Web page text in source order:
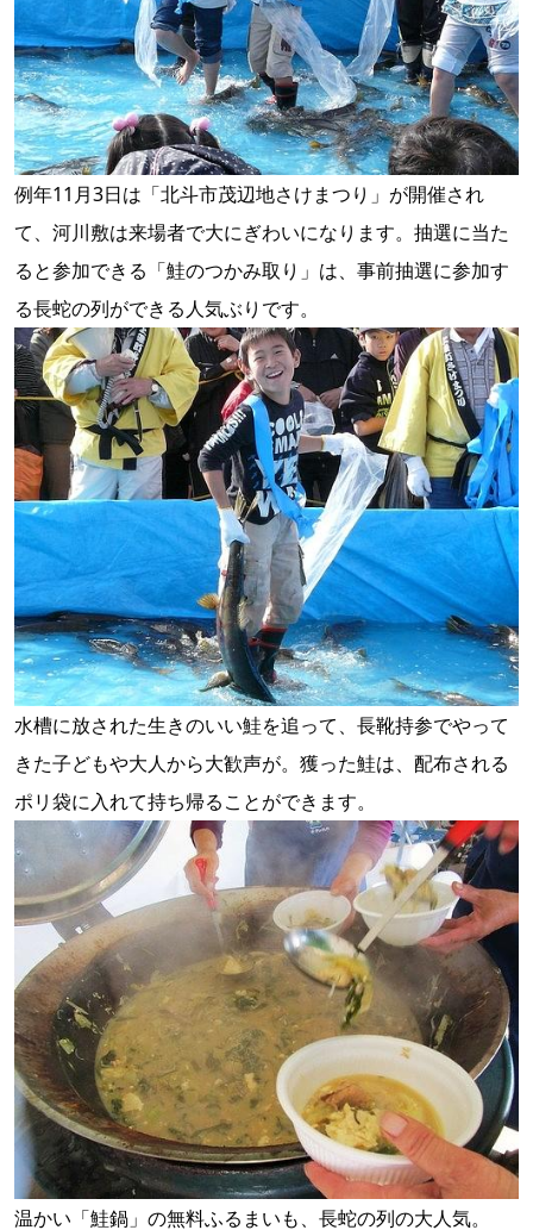
例年11月3日は「北斗市茂辺地さけまつり」が開催され
て、河川敷は来場者で大にぎわいになります。抽選に当た
ると参加できる「鮭のつかみ取り」は、事前抽選に参加す
る長蛇の列ができる人気ぶりです。
水槽に放された生きのいい鮭を追って、長靴持参でやって
きた子どもや大人から大歓声が。獲った鮭は、配布される
ポリ袋に入れて持ち帰ることができます。
温かい「鮭鍋」の無料ふるまいも、長蛇の列の大人気。